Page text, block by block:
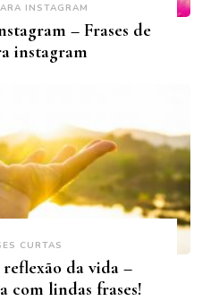
INSTAGRAM
– Frases de
instagram
CURTAS
reflexão da vida –
com lindas frases!